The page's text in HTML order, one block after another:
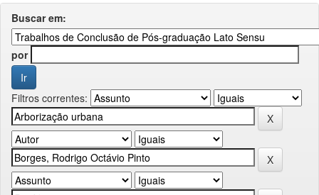
Buscar em:
por
Filtros correntes: